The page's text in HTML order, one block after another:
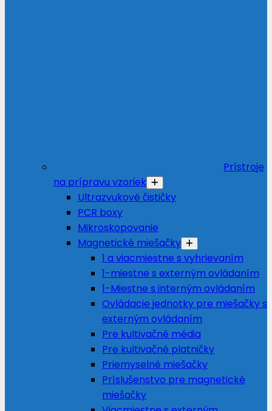
Prístroje
na prípravu vzoriek
Ultrazvukové čističky
PCR boxy
Mikroskopovanie
Magnetické miešačky
1 a viacmiestne s vyhrievaním
1-miestne s externým ovládaním
1-Miestne s interným ovládaním
Ovládacie jednotky pre miešačky s
externým ovládaním
Pre kultivačné média
Pre kultivačné platničky
Priemyselné miešačky
Príslušenstvo pre magnetické
miešačky